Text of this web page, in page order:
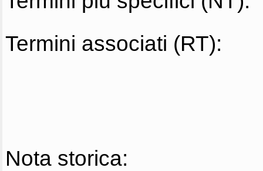
Termini associati (RT):
Nota storica: